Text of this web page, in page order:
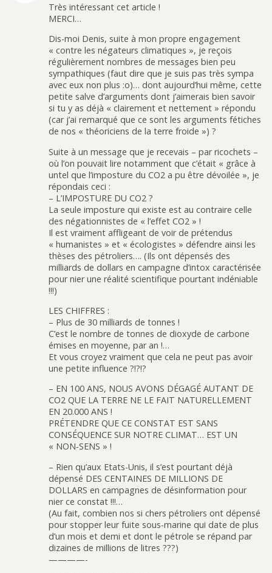
Très intéressant cet article !
MERCI…
Dis-moi Denis, suite à mon propre engagement
« contre les négateurs climatiques », je reçois
régulièrement nombres de messages bien peu
sympathiques (faut dire que je suis pas très sympa
avec eux non plus :o)… dont aujourd’hui même, cette
petite salve d’arguments dont j’aimerais bien savoir
si tu y as déjà « clairement et nettement » répondu
(car j’ai remarqué que ce sont les arguments fétiches
de nos « théoriciens de la terre froide ») ?
Suite à un message que je recevais – par ricochets –
où l’on pouvait lire notamment que c’était « grâce à
untel que l’imposture du CO2 a pu être dévoilée », je
répondais ceci :
– L’IMPOSTURE DU CO2 ?
La seule imposture qui existe est au contraire celle
des négationnistes de « l’effet CO2 » !
Il est vraiment affligeant de voir de prétendus
« humanistes » et « écologistes » défendre ainsi les
thèses des pétroliers…. (Ils ont dépensés des
milliards de dollars en campagne d’intox caractérisée
pour nier une réalité scientifique pourtant indéniable
!!!)
LES CHIFFRES :
– Plus de 30 milliards de tonnes !
C’est le nombre de tonnes de dioxyde de carbone
émises en moyenne, par an !…
Et vous croyez vraiment que cela ne peut pas avoir
une petite influence ?!?!?
– EN 100 ANS, NOUS AVONS DÉGAGÉ AUTANT DE
CO2 QUE LA TERRE NE LE FAIT NATURELLEMENT
EN 20.000 ANS !
PRÉTENDRE QUE CE CONSTAT EST SANS
CONSÉQUENCE SUR NOTRE CLIMAT… EST UN
« NON-SENS » !
– Rien qu’aux Etats-Unis, il s’est pourtant déjà
dépensé DES CENTAINES DE MILLIONS DE
DOLLARS en campagnes de désinformation pour
nier ce constat !!!…
(Au fait, combien nos si chers pétroliers ont dépensé
pour stopper leur fuite sous-marine qui date de plus
d’un mois et demi et dont le pétrole se répand par
dizaines de millions de litres ???)
————-